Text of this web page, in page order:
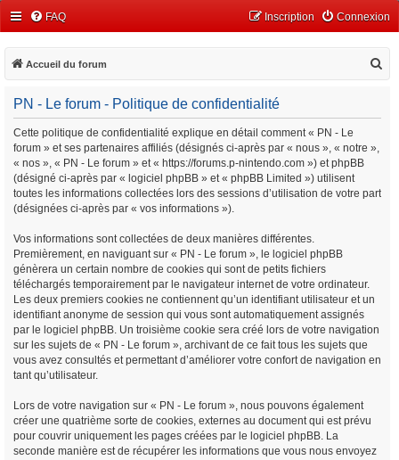
FAQ Connexion
Inscription
Accueil du forum
PN - Le forum - Politique de confidentialité
Cette politique de confidentialité explique en détail comment « PN - Le
forum » et ses partenaires affiliés (désignés ci-après par « nous », « notre »,
« nos », « PN - Le forum » et « https://forums.p-nintendo.com ») et phpBB
(désigné ci-après par « logiciel phpBB » et « phpBB Limited ») utilisent
toutes les informations collectées lors des sessions d’utilisation de votre part
(désignées ci-après par « vos informations »).
Vos informations sont collectées de deux manières différentes.
Premièrement, en naviguant sur « PN - Le forum », le logiciel phpBB
génèrera un certain nombre de cookies qui sont de petits fichiers
téléchargés temporairement par le navigateur internet de votre ordinateur.
Les deux premiers cookies ne contiennent qu’un identifiant utilisateur et un
identifiant anonyme de session qui vous sont automatiquement assignés
par le logiciel phpBB. Un troisième cookie sera créé lors de votre navigation
sur les sujets de « PN - Le forum », archivant de ce fait tous les sujets que
vous avez consultés et permettant d’améliorer votre confort de navigation en
tant qu’utilisateur.
Lors de votre navigation sur « PN - Le forum », nous pouvons également
créer une quatrième sorte de cookies, externes au document qui est prévu
pour couvrir uniquement les pages créées par le logiciel phpBB. La
seconde manière est de récupérer les informations que vous nous envoyez